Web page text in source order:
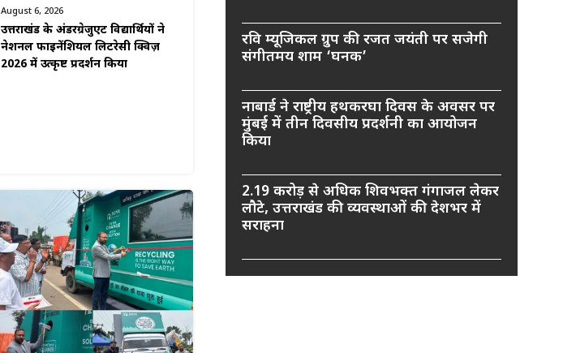
August 6, 2026
उत्तराखंड के अंडरग्रेजुएट विद्यार्थियों ने
नेशनल फाइनेंशियल लिटरेसी क्विज़
2026 में उत्कृष्ट प्रदर्शन किया
रवि म्यूजिकल ग्रुप की रजत जयंती पर सजेगी
संगीतमय शाम ‘घनक’
नाबार्ड ने राष्ट्रीय हथकरघा दिवस के अवसर पर
मुंबई में तीन दिवसीय प्रदर्शनी का आयोजन
किया
2.19 करोड़ से अधिक शिवभक्त गंगाजल लेकर
लौटे, उत्तराखंड की व्यवस्थाओं की देशभर में
सराहना